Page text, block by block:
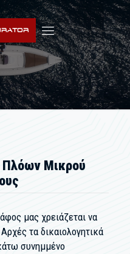
Πλόων Μικρού
μας χρειάζεται να
τα δικαιολογητικά
συνημμένο